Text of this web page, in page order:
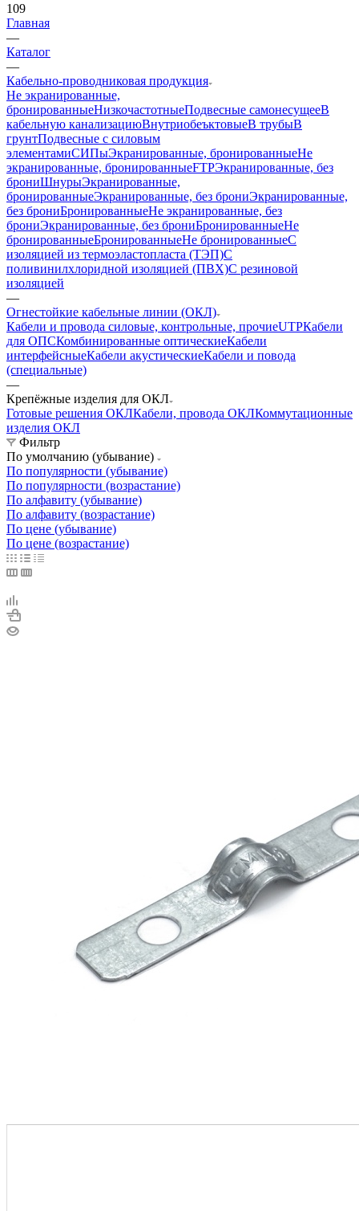
109
Главная
—
Каталог
—
Кабельно-проводниковая продукция
Не экранированные,
бронированныеНизкочастотныеПодвесные самонесущееВ
кабельную канализациюВнутриобеъктовыеВ трубыВ
грунтПодвесные с силовым
элементамиСИПыЭкранированные, бронированныеНе
экранированные, бронированныеFTPЭкранированные, без
брониШнурыЭкранированные,
бронированныеЭкранированные, без брониЭкранированные,
без брониБронированныеНе экранированные, без
брониЭкранированные, без брониБронированныеНе
бронированныеБронированныеНе бронированныеС
изоляцией из термоэластопласта (ТЭП)С
поливинилхлоридной изоляцией (ПВХ)С резиновой
изоляцией
—
Огнестойкие кабельные линии (ОКЛ)
Кабели и провода силовые, контрольные, прочиеUTPКабели
для ОПСКомбинированные оптическиеКабели
интерфейсныеКабели акустическиеКабели и повода
(специальные)
—
Крепёжные изделия для ОКЛ
Готовые решения ОКЛКабели, провода ОКЛКоммутационные
изделия ОКЛ
Фильтр
По умолчанию (убывание)
По популярности (убывание)
По популярности (возрастание)
По алфавиту (убывание)
По алфавиту (возрастание)
По цене (убывание)
По цене (возрастание)